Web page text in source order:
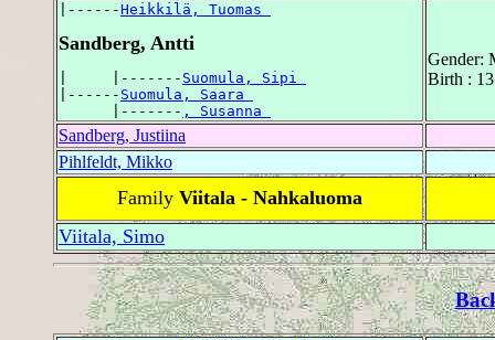
|------Heikkilä, Tuomas
Sandberg, Antti
|     |------- Suomula, Sipi
|------ Suomula, Saara
      |-------
, Susanna
Gender:
Birth :
Sandberg, Justiina
Pihlfeldt, Mikko
Family Viitala - Nahkaluoma
Viitala, Simo